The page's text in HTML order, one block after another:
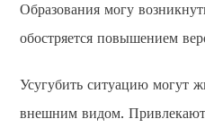
Образования могу
обостряется повышением
Усугубить ситуацию могут
внешним видом.